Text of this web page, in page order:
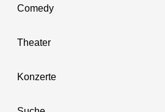
Comedy
Theater
Konzerte